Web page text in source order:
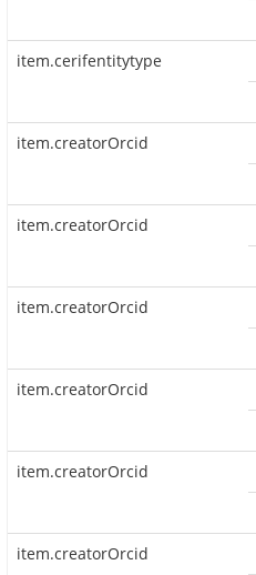
item.cerifentitytype
item.creatorOrcid
item.creatorOrcid
item.creatorOrcid
item.creatorOrcid
item.creatorOrcid
item.creatorOrcid